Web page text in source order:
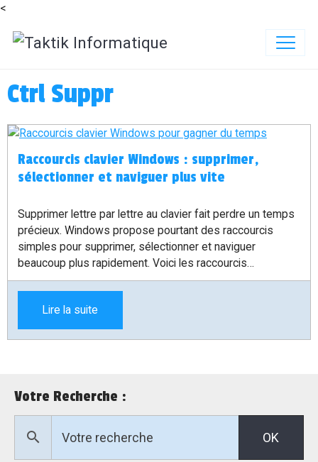
<
Ctrl Suppr
Raccourcis clavier Windows : supprimer,
sélectionner et naviguer plus vite
Supprimer lettre par lettre au clavier fait perdre un temps
précieux. Windows propose pourtant des raccourcis
simples pour supprimer, sélectionner et naviguer
beaucoup plus rapidement. Voici les raccourcis
essentiels à connaître, accessibles à tous.
Lire la suite
Votre Recherche :
OK